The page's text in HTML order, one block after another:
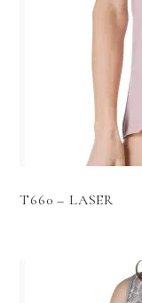
T660 – LASER